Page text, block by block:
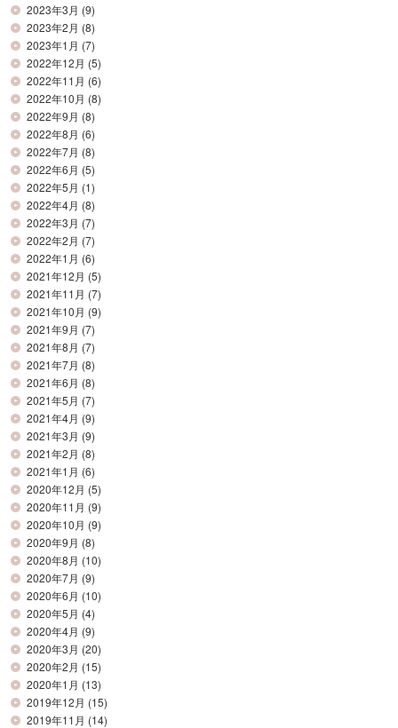
2023年3月 (9)
2023年2月 (8)
2023年1月 (7)
2022年12月 (5)
2022年11月 (6)
2022年10月 (8)
2022年9月 (8)
2022年8月 (6)
2022年7月 (8)
2022年6月 (5)
2022年5月 (1)
2022年4月 (8)
2022年3月 (7)
2022年2月 (7)
2022年1月 (6)
2021年12月 (5)
2021年11月 (7)
2021年10月 (9)
2021年9月 (7)
2021年8月 (7)
2021年7月 (8)
2021年6月 (8)
2021年5月 (7)
2021年4月 (9)
2021年3月 (9)
2021年2月 (8)
2021年1月 (6)
2020年12月 (5)
2020年11月 (9)
2020年10月 (9)
2020年9月 (8)
2020年8月 (10)
2020年7月 (9)
2020年6月 (10)
2020年5月 (4)
2020年4月 (9)
2020年3月 (20)
2020年2月 (15)
2020年1月 (13)
2019年12月 (15)
2019年11月 (14)